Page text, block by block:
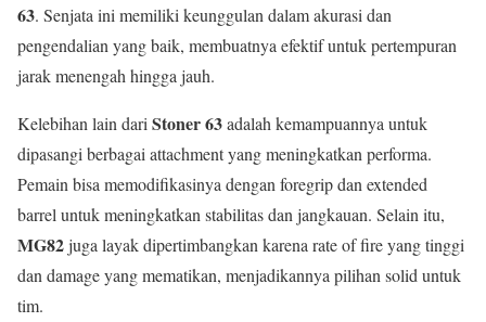
63. Senjata ini memiliki keunggulan dalam akurasi dan
pengendalian yang baik, membuatnya efektif untuk pertempuran
jarak menengah hingga jauh.
Kelebihan lain dari Stoner 63adalah kemampuannya untuk
dipasangi berbagai attachment yang meningkatkan performa.
Pemain bisa memodifikasinya dengan foregrip dan extended
barrel untuk meningkatkan stabilitas dan jangkauan. Selain itu,
MG82juga layak dipertimbangkan karena rate of fire yang tinggi
dan damage yang mematikan, menjadikannya pilihan solid untuk
tim.